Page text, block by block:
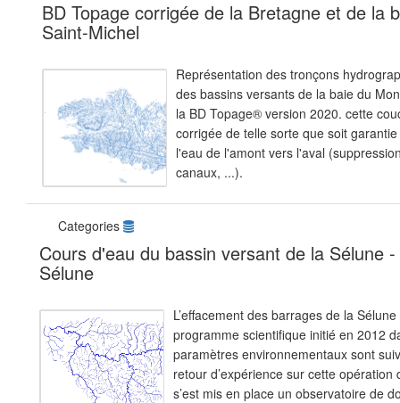
BD Topage corrigée de la Bretagne et de la
Saint-Michel
Représentation des tronçons
des bassins versants de la baie du
la BD Topage® version 2020. cette
corrigée de telle sorte que soit
l'eau de l'amont vers l'aval
canaux, ...).
Categories
Cours d'eau du bassin versant de la Sélune
Sélune
L’effacement des barrages de la Sélune
programme scientifique initié en 2012
paramètres environnementaux sont
retour d’expérience sur cette
s’est mis en place un observatoire de